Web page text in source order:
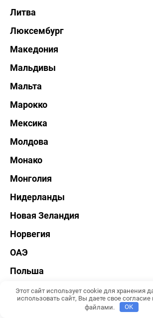
Литва
Люксембург
Македония
Мальдивы
Мальта
Марокко
Мексика
Молдова
Монако
Монголия
Нидерланды
Новая Зеландия
Норвегия
ОАЭ
Польша
Португалия
Этот сайт использует cookie для хранения
использовать сайт, Вы даете свое согласие
файлами.
OK